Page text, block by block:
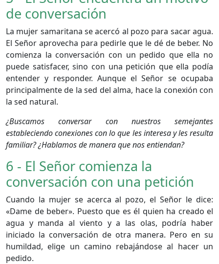
de conversación
La mujer samaritana se acercó al pozo para sacar agua.
El Señor aprovecha para pedirle que le dé de beber. No
comienza la conversación con un pedido que ella no
puede satisfacer, sino con una petición que ella podía
entender y responder. Aunque el Señor se ocupaba
principalmente de la sed del alma, hace la conexión con
la sed natural.
¿Buscamos conversar con nuestros semejantes
estableciendo conexiones con lo que les interesa y les resulta
familiar? ¿Hablamos de manera que nos entiendan?
6 - El Señor comienza la
conversación con una petición
Cuando la mujer se acerca al pozo, el Señor le dice:
«Dame de beber». Puesto que es él quien ha creado el
agua y manda al viento y a las olas, podría haber
iniciado la conversación de otra manera. Pero en su
humildad, elige un camino rebajándose al hacer un
pedido.